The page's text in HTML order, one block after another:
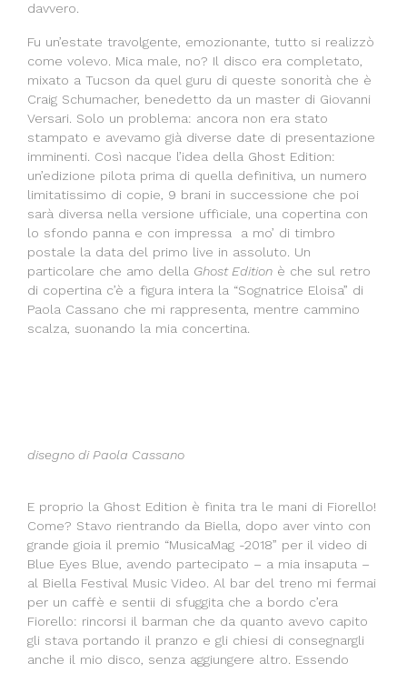
davvero.
Fu un’estate travolgente, emozionante, tutto si realizzò
come volevo. Mica male, no? Il disco era completato,
mixato a Tucson da quel guru di queste sonorità che è
Craig Schumacher, benedetto da un master di Giovanni
Versari. Solo un problema: ancora non era stato
stampato e avevamo già diverse date di presentazione
imminenti. Così nacque l’idea della Ghost Edition:
un’edizione pilota prima di quella definitiva, un numero
limitatissimo di copie, 9 brani in successione che poi
sarà diversa nella versione ufficiale, una copertina con
lo sfondo panna e con impressa a mo’ di timbro
postale la data del primo live in assoluto. Un
particolare che amo della Ghost Edition è che sul retro
di copertina c’è a figura intera la “Sognatrice Eloisa” di
Paola Cassano che mi rappresenta, mentre cammino
scalza, suonando la mia concertina.
disegno di Paola Cassano
E proprio la Ghost Edition è finita tra le mani di Fiorello!
Come? Stavo rientrando da Biella, dopo aver vinto con
grande gioia il premio “MusicaMag -2018” per il video di
Blue Eyes Blue, avendo partecipato – a mia insaputa –
al Biella Festival Music Video. Al bar del treno mi fermai
per un caffè e sentii di sfuggita che a bordo c’era
Fiorello: rincorsi il barman che da quanto avevo capito
gli stava portando il pranzo e gli chiesi di consegnargli
anche il mio disco, senza aggiungere altro. Essendo